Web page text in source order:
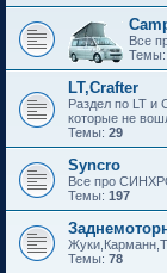
Все
Темы:
LT,Crafter
Раздел по LT и
которые не
Темы: 29
Syncro
Все про
Темы: 197
Темы: 78